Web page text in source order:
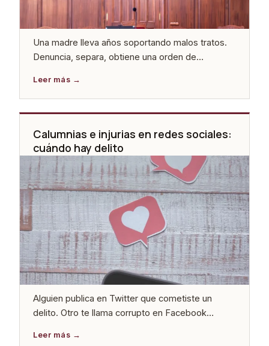
Una madre lleva años soportando malos tratos.
Denuncia, separa, obtiene una orden de
hijos. O los utiliza para seguir haciéndole daño.
Cuando eso ocurre, el término que aparece en
todos los titulares es violencia vicaria. Pero
cuando el caso llega a un juzgado penal, la
realidad procesal […]
Calumnias e injurias en redes sociales:
cuándo hay delito
Alguien publica en Twitter que cometiste un
delito. Otro te llama corrupto en Facebook
comentarios degradantes sobre ti en Instagram.